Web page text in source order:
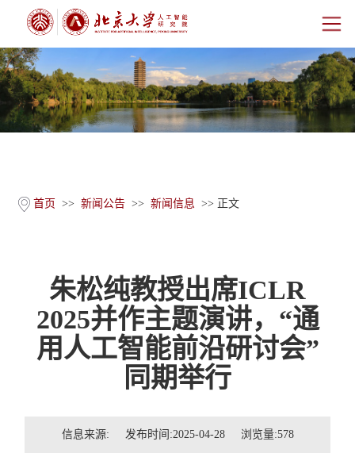
首页
研究院概况
科学研究
新闻公告
人才培养
招贤纳士
首页 >> 新闻公告 >> 新闻信息 >> 正文
朱松纯教授出席ICLR
2025并作主题演讲，“通
用人工智能前沿研讨会”
同期举行
信息来源: 发布时间:2025-04-28 浏览量:578